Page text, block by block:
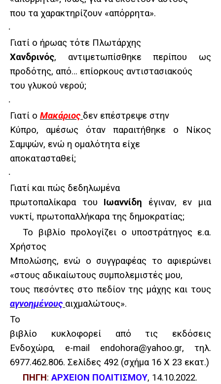
που τα χαρακτηρίζουν «απόρρητα».
·
Γιατί ο ήρωας τότε Πλωτάρχης
Χανδρινός, αντιμετωπίσθηκε περίπου ως
προδότης, από… επίορκους αντιστασιακούς
του γλυκού νερού;
·
Γιατί ο Μακάριος δεν επέστρεψε στην
Κύπρο, αμέσως όταν παραιτήθηκε ο Νίκος
Σαμψών, ενώ η ομαλότητα είχε
αποκατασταθεί;
·
Γιατί και πώς δεδηλωμένα
πρωτοπαλίκαρα του Ιωαννίδη έγιναν, εν μια
νυκτί, πρωτοπαλλήκαρα της δημοκρατίας;
Το βιβλίο προλογίζει ο υποστράτηγος ε.α.
Χρήστος
Μπολώσης, ενώ ο συγγραφέας το αφιερώνει
«στους αδικαίωτους συμπολεμιστές μου,
τους πεσόντες στο πεδίον της μάχης και τους
αγνοημένους αιχμαλώτους».
Το
βιβλίο κυκλοφορεί από τις εκδόσεις
Ενδοχώρα, e-mail endohora@yahoo.gr, τηλ.
6977.462.806. Σελίδες 492 (σχήμα 16 Χ 23 εκατ.)
ΠΗΓΗ:ΑΡΧΕΙΟΝ ΠΟΛΙΤΙΣΜΟΥ, 14.10.2022.